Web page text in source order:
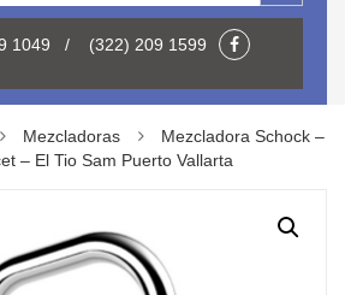
1049 / (322) 209 1599
Mezcladoras
Mezcladora Schock –
– El Tio Sam Puerto Vallarta